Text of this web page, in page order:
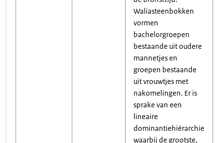
Waliasteenbokken
vormen
bachelorgroepen
bestaande uit oudere
mannetjes en
groepen bestaande
uit vrouwtjes met
nakomelingen. Er is
sprake van een
lineaire
dominantiehiërarchie
waarbij de grootste,